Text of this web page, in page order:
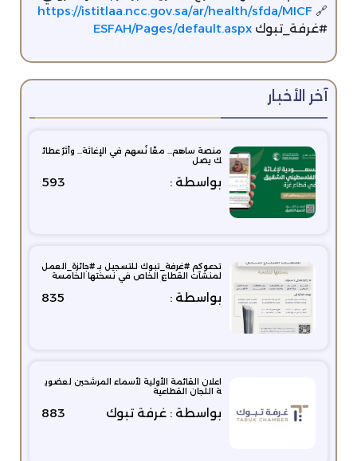
🔗 ‏⁦‪
https://istitlaa.ncc.gov.sa/ar/health/sfda/MICF
ESFAH/Pages/default.aspx ‏⁧‫#غرفة_تبوك‬⁩
آخر الأخبار
منصة ساهم… معًا نُسهم في الإغاثة… وأثرُ عطائ
ك يصل
بواسطة : 593
تدعوكم ⁧‫#غرفة_تبوك‬⁩ للتسجيل بـ ⁧‫#جائزة_العمل‬⁩
لمنشآت القطاع الخاص في نسختها الخامسة
بواسطة : 835
اعلان القائمة الأولية لأسماء المرشحين لعضوي
ة اللجان القطاعية
بواسطة : غرفة تبوك 883